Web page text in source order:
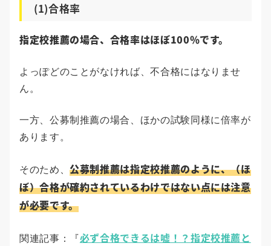
(1)合格率
指定校推薦の場合、合格率はほぼ100％です。
よっぽどのことがなければ、不合格にはなりませ
ん。
一方、公募制推薦の場合、ほかの試験同様に倍率が
あります。
そのため、公募制推薦は指定校推薦のように、（ほ
ぼ）合格が確約されているわけではない点には注意
が必要です。
関連記事：『必ず合格できるは嘘！？指定校推薦と